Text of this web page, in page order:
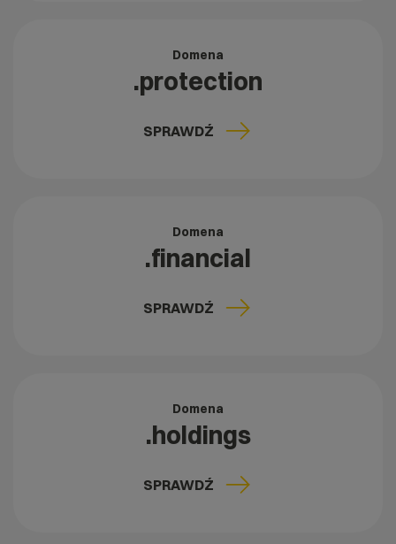
Domena
.protection
SPRAWDŹ
Domena
.financial
SPRAWDŹ
Domena
.holdings
SPRAWDŹ